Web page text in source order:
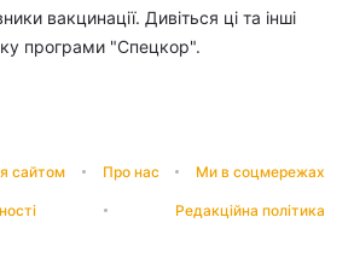
вакцинації. Дивіться ці та інші
програми "Спецкор".
сайтом Про нас Ми в соцмережах
Редакційна політика